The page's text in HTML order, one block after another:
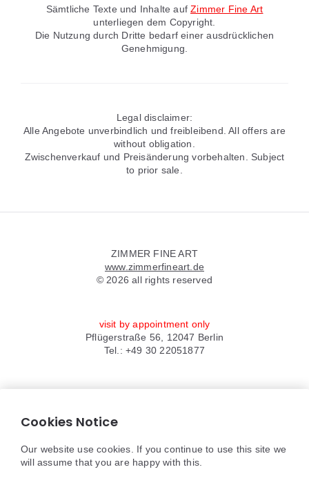
Sämtliche Texte und Inhalte aufZimmer Fine Art
unterliegen dem Copyright.
Die Nutzung durch Dritte bedarf einer ausdrücklichen
Genehmigung.
Legal disclaimer:
Alle Angebote unverbindlich und freibleibend. All offers are
without obligation.
Zwischenverkauf und Preisänderung vorbehalten. Subject
to prior sale.
ZIMMER FINE ART
www.zimmerfineart.de
© 2026 all rights reserved
visit by appointment only
Pflügerstraße 56, 12047 Berlin
Tel.: +49 30 22051877
Impressum/Datenschutz
Cookies Notice
Our website use cookies. If you continue to use this site we
will assume that you are happy with this.